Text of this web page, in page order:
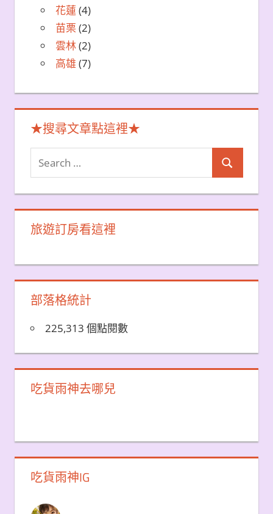
花蓮 (4)
苗栗 (2)
雲林(2)
高雄 (7)
★搜尋文章點這裡★
Search
for:
Search
旅遊訂房看這裡
部落格統計
225,313 個點閱數
吃貨雨神去哪兒
吃貨雨神IG